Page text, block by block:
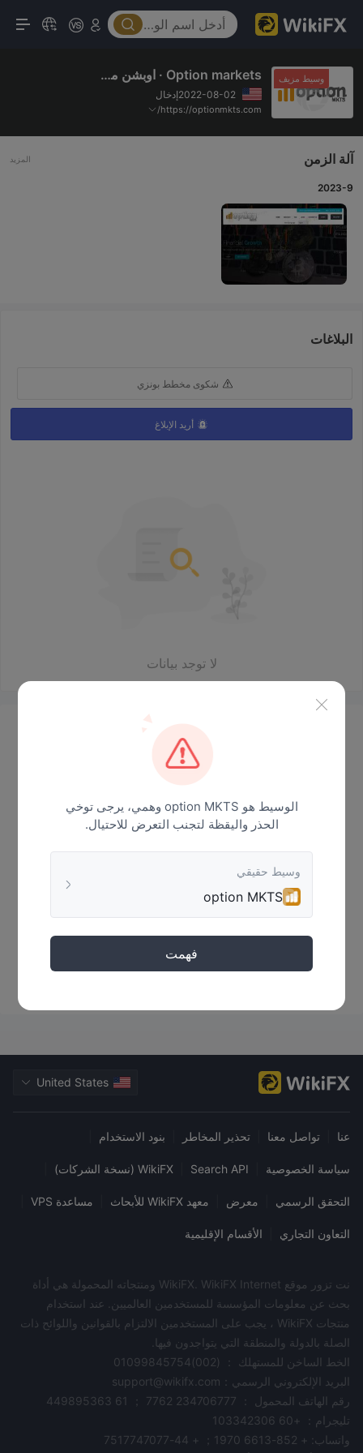
وسيط مزيف Option markets
· اوبشن ماركتس
2022-08-02إدخال
https://optionmkts.com/
آلة الزمن المزيد
2023-9
البلاغات
شكوى مخطط بونزي
أريد الإبلاغ
لا توجد بيانات
لا توجد بيانات
الوسيط هو option MKTS وهمي، يرجى توخي
الحذر واليقظة لتجنب التعرض للاحتيال.
وسيط حقيقي
option MKTS
فهمت
United States
عنا تواصل معنا تحذير المخاطر بنود الاستخدام
سياسة الخصوصية Search API WikiFX (نسخة الشركات)
التحقق الرسمي معرض معهد WikiFX للأبحاث مساعدة VPS
التعاون التجاري الأقسام الإقليمية
نت تزور موقع WikiFX. WikiFX Internet ومنتجاته المحمولة هي أداة
بحث عن معلومات المؤسسة للمستخدمين العالميين. عند استخدام
منتجات WikiFX ، يجب على المستخدمين الالتزام بالقوانين واللوائح ذات
الصلة بالدولة والمنطقة التي يتواجدون فيها.
الخط الساخن للمستهلك ： (002)01099845754
البريد الإلكتروني الرسمي：support@wikifx.com
رقم الهاتف المحمول ： 234706777 7762 ； 61 449895363
تليجرام： +60 103342306
واتساب: + 852-6613 1970； + 44-7517747077